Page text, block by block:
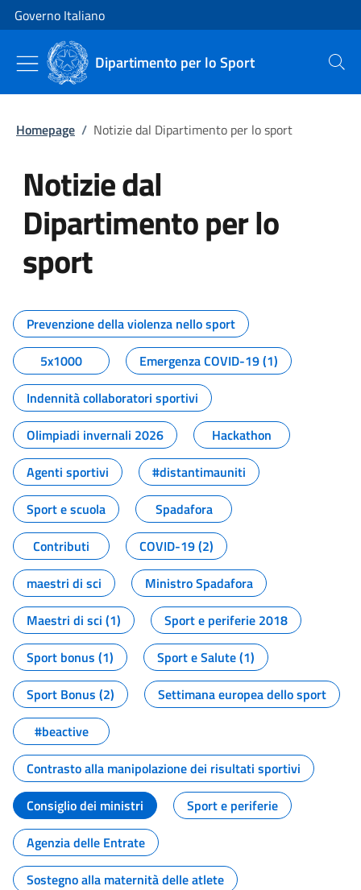
Vai al contenuto
Vai alla navigazione del sito
Governo Italiano
Dipartimento per lo Sport Cerca
Homepage / Notizie dal Dipartimento per lo sport
Notizie dal
Dipartimento per lo
sport
Tutti i contenuti della pagina
Prevenzione della violenza nello sport
5x1000
Emergenza COVID-19 (1)
Indennità collaboratori sportivi
Olimpiadi invernali 2026
Hackathon
Agenti sportivi
#distantimauniti
Sport e scuola
Spadafora
Contributi
COVID-19 (2)
maestri di sci
Ministro Spadafora
Maestri di sci (1)
Sport e periferie 2018
Sport bonus (1)
Sport e Salute (1)
Sport Bonus (2)
Settimana europea dello sport
#beactive
Contrasto alla manipolazione dei risultati sportivi
Consiglio dei ministri
Sport e periferie
Agenzia delle Entrate
Sostegno alla maternità delle atlete